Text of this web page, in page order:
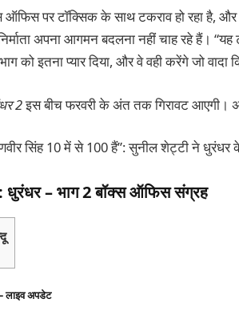
ऑफिस पर टॉक्सिक के साथ टकराव हो रहा है, और
अपना आगमन बदलना नहीं चाह रहे हैं।
को इतना प्यार दिया, और वे वही करेंगे जो वादा
2इस बीच फरवरी के अंत तक गिरावट आएगी।
सिंह 10 में से 100 हैं”: सुनील शेट्टी ने धुरंधर
धुरंधर – भाग 2 बॉक्स ऑफिस संग्रह
लाइव अपडेट